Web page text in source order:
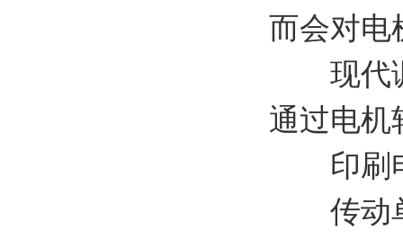
而会对电
现代调
通过电机
印刷
传动单